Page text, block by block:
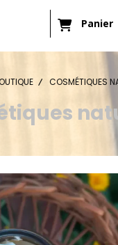
Panier
COSMÉTIQUES